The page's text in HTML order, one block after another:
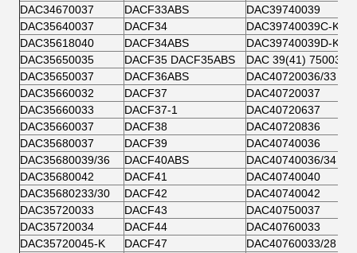
DAC34670037
DACF33ABS
DAC39740039
DAC35640037
DACF34
DAC39740039C-K
DAC35618040
DACF34ABS
DAC39740039D-K
DAC35650035
DACF35 DACF35ABS
DAC 39(41) 750037
DAC35650037
DACF36ABS
DAC40720036/33
DAC35660032
DACF37
DAC40720037
DAC35660033
DACF37-1
DAC40720637
DAC35660037
DACF38
DAC40720836
DAC35680037
DACF39
DAC40740036
DAC35680039/36
DACF40ABS
DAC40740036/34
DAC35680042
DACF41
DAC40740040
DAC35680233/30
DACF42
DAC40740042
DAC35720033
DACF43
DAC40750037
DAC35720034
DACF44
DAC40760033
DAC35720045-K
DACF47
DAC40760033/28